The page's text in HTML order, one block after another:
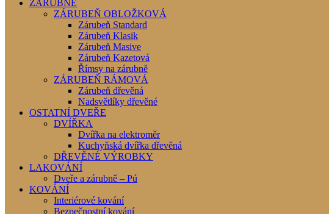
ZÁRUBNĚ
ZÁRUBEŇ OBLOŽKOVÁ
Zárubeň Standard
Zárubeň Klasik
Zárubeň Masive
Zárubeň Kazetová
Římsy na zárubně
ZÁRUBEŇ RÁMOVÁ
Zárubeň dřevěná
Nadsvětlíky dřevěné
OSTATNÍ DVEŘE
DVÍŘKA
Dvířka na elektroměr
Kuchyňská dvířka dřevěná
DŘEVĚNÉ VÝROBKY
LAKOVÁNÍ
Dveře a zárubně – Pú
KOVÁNÍ
Interiérové kování
Bezpečnostní kování